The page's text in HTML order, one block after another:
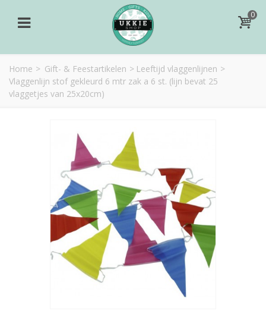
0
Home > Gift- & Feestartikelen > Leeftijd vlaggenlijnen >
Vlaggenlijn stof gekleurd 6 mtr zak a 6 st. (lijn bevat 25
vlaggetjes van 25x20cm)